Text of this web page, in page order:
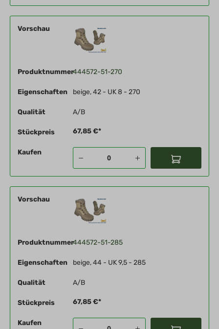
Vorschau
Produktnummer444572-51-270
Eigenschaften beige, 42 - UK 8 - 270
Qualität A/B
Stückpreis 67,85 €*
Kaufen
Vorschau
Produktnummer444572-51-285
Eigenschaften beige, 44 - UK 9,5 - 285
Qualität A/B
Stückpreis 67,85 €*
Kaufen